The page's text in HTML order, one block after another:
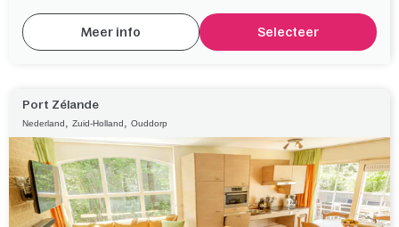
Meer info Selecteer
Port Zélande
Nederland Zuid-Holland Ouddorp